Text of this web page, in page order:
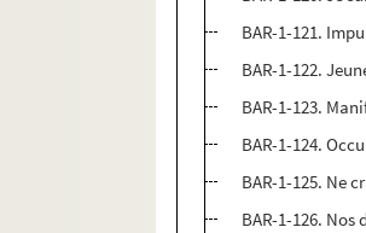
BAR-1-121.
BAR-1-122.
BAR-1-123.
BAR-1-124.
BAR-1-125. Ne
BAR-1-126.